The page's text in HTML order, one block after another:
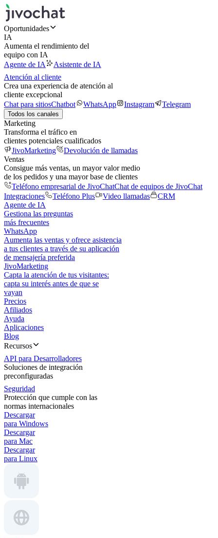
Oportunidades
IA
Aumenta el rendimiento del
equipo con IA
Agente de IA
Asistente de IA
Atención al cliente
Crea una experiencia de atención al
cliente excepcional
Chat para sitiosChatbot WhatsApp Instagram Telegram
Todos los canales
Marketing
Transforma el tráfico en
clientes potenciales cualificados
JivoMarketing
Devolución de llamadas
Ventas
Consigue más ventas, un mayor valor medio
de los pedidos y una mayor base de clientes
Teléfono empresarial de JivoChatChat de equipos de JivoChat
Integraciones
Teléfono Plus Video llamadas
CRM
Agente de IA
Gestiona las preguntas
más frecuentes
WhatsApp
Aumenta las ventas y ofrece asistencia
a tus clientes a través de su aplicación
de mensajería preferida
JivoMarketing
Capta la atención de tus visitantes:
capta su interés antes de que se
vayan
Precios
Afiliados
Ayuda
Aplicaciones
Blog
Recursos
API para Desarrolladores
Soluciones de integración
preconfiguradas
Seguridad
Protección que cumple con las
normas internacionales
Descargar
para Windows
Descargar
para Mac
Descargar
para Linux